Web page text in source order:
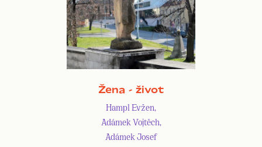
Žena - život
Hampl Evžen,
Adámek Vojtěch,
Adámek Josef